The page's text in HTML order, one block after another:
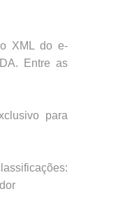
XML do e-
Entre as
para